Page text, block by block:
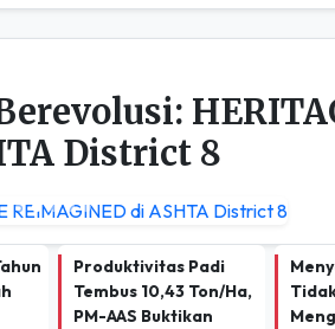
District 8
Produktivitas Padi
Tembus 10,43 Ton/Ha,
PM-AAS Buktikan